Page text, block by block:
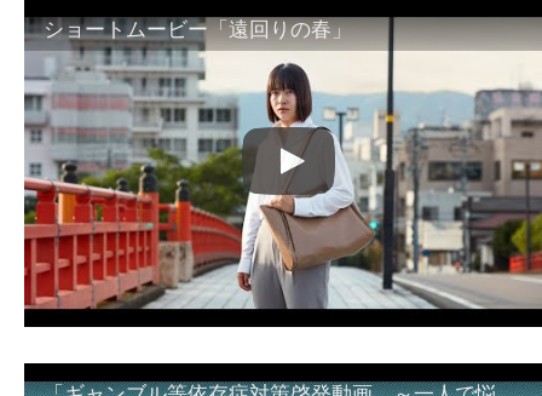
ショートムービー「遠回りの春」